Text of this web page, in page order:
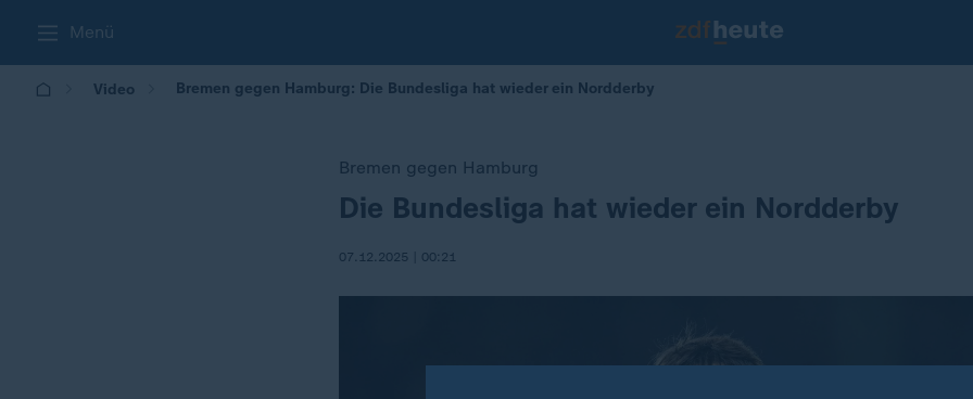
Menü
Video Bremen gegen Hamburg: Die Bundesliga hat wieder ein Nordderby
Bremen gegen Hamburg
:Die Bundesliga hat wieder ein Nordderby
07.12.2025 | 00:21